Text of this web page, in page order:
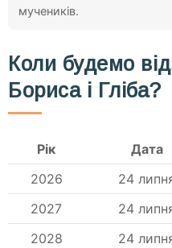
мучеників.
Коли будемо
Бориса і Гліба?
Рік Дата
2026
24
2027
24
2028
24